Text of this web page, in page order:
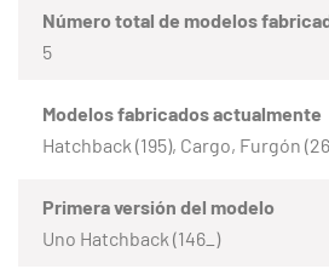
Número total de modelos
5
Modelos fabricados actualmente
Hatchback (195), Cargo, Furgón
Primera versión del modelo
Uno Hatchback (146_)